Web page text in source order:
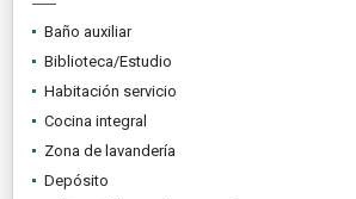
Baño auxiliar
Biblioteca/Estudio
Habitación servicio
Cocina integral
Zona de lavandería
Depósito